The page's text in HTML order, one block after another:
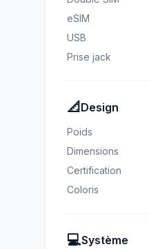
eSIM
USB
Prise jack
📐 Design
Poids
Dimensions
Certification
Coloris
💻Système